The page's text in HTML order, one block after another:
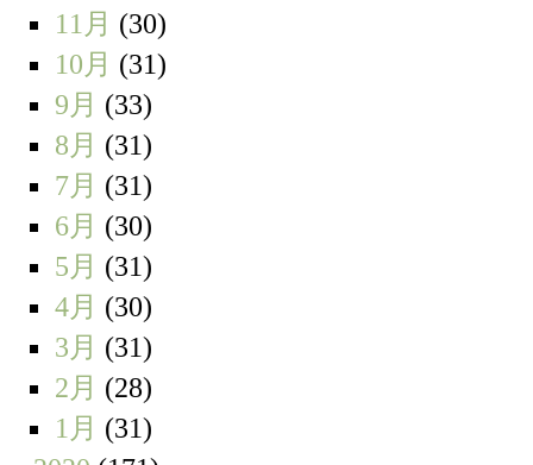
11月 (30)
10月 (31)
9月 (33)
8月 (31)
7月 (31)
6月 (30)
5月 (31)
4月 (30)
3月 (31)
2月 (28)
1月 (31)